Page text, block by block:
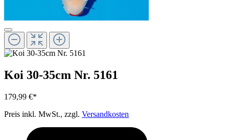
Koi 30-35cm Nr. 5161
179,99 €*
Preis inkl. MwSt., zzgl. Versandkosten